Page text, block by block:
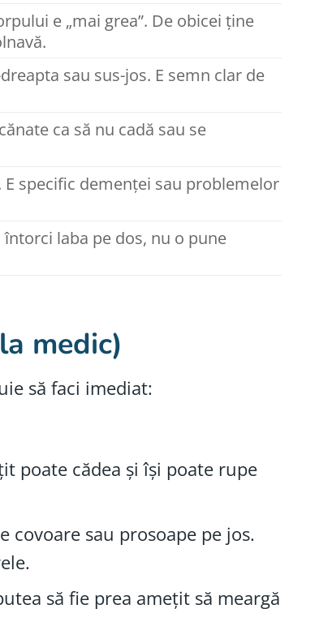
e „mai grea”. De obicei ține
sau sus-jos. E semn clar de
ca să nu cadă sau se
specific demenței sau problemelor
laba pe dos, nu o pune
medic)
să faci imediat:
poate cădea și își poate rupe
covoare sau prosoape pe jos.
să fie prea amețit să meargă